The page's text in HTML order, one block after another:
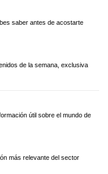
saber antes de acostarte
de la semana, exclusiva
útil sobre el mundo de
más relevante del sector